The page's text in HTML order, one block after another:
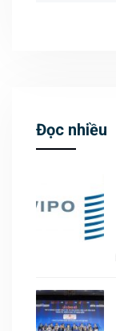
Đọc nhiều